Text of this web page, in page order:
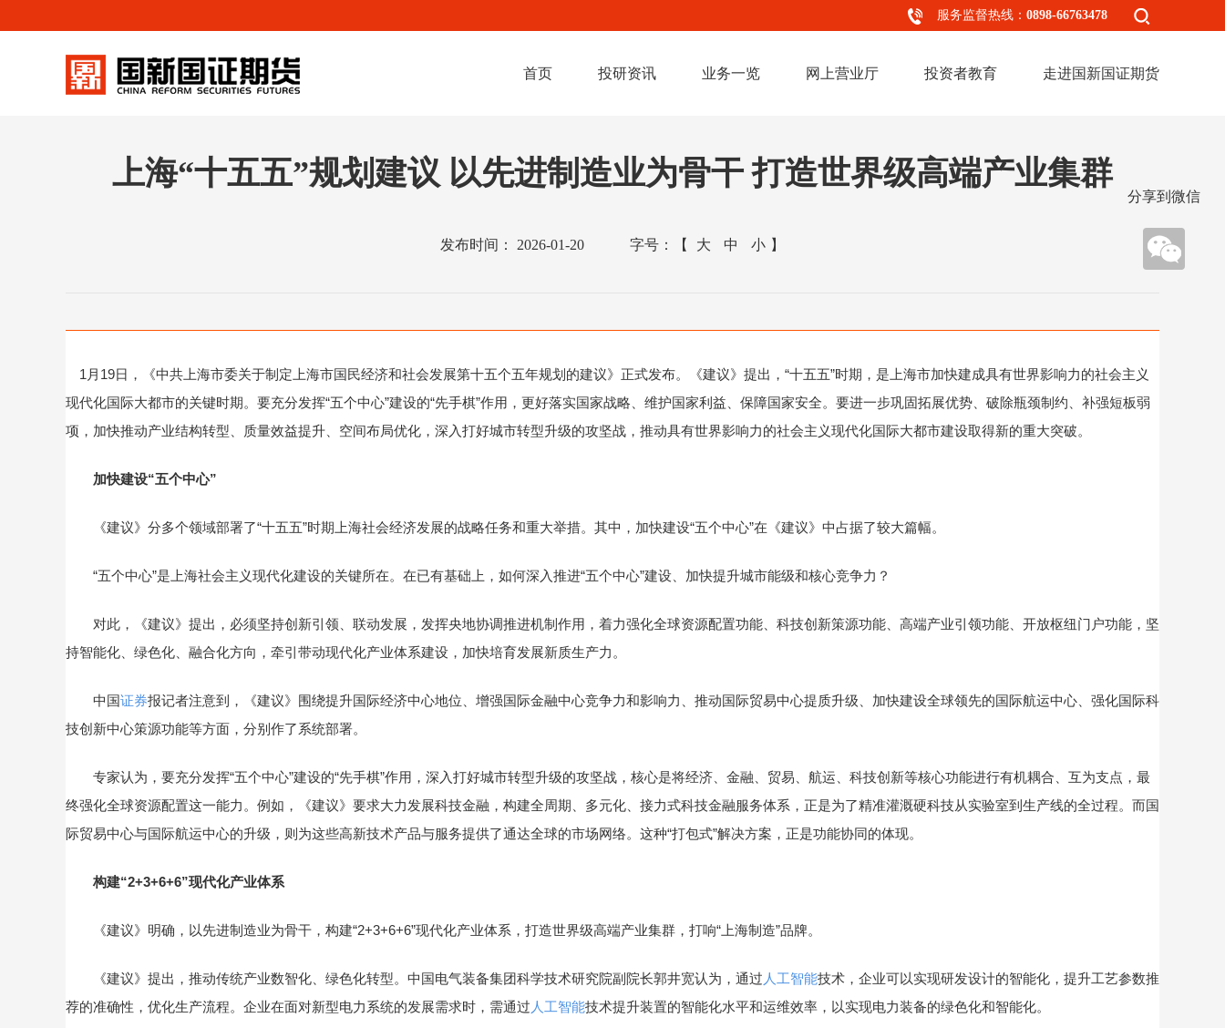
服务监督热线： 0898-66763478
首页 投研资讯 业务一览 网上营业厅 投资者教育 走进国新国证期货
分享到微信
上海“十五五”规划建议 以先进制造业为骨干 打造世界级高端产业集群
发布时间： 2026-01-20 字号： 【 大 中 小 】
1月19日，《中共上海市委关于制定上海市国民经济和社会发展第十五个五年规划的建议》正式发布。《建议》提出，“十五五”时期，是上海市加快建成具有世界影响力的社会主义
现代化国际大都市的关键时期。要充分发挥“五个中心”建设的“先手棋”作用，更好落实国家战略、维护国家利益、保障国家安全。要进一步巩固拓展优势、破除瓶颈制约、补强短板弱
项，加快推动产业结构转型、质量效益提升、空间布局优化，深入打好城市转型升级的攻坚战，推动具有世界影响力的社会主义现代化国际大都市建设取得新的重大突破。
加快建设“五个中心”
《建议》分多个领域部署了“十五五”时期上海社会经济发展的战略任务和重大举措。其中，加快建设“五个中心”在《建议》中占据了较大篇幅。
“五个中心”是上海社会主义现代化建设的关键所在。在已有基础上，如何深入推进“五个中心”建设、加快提升城市能级和核心竞争力？
对此，《建议》提出，必须坚持创新引领、联动发展，发挥央地协调推进机制作用，着力强化全球资源配置功能、科技创新策源功能、高端产业引领功能、开放枢纽门户功能，坚
持智能化、绿色化、融合化方向，牵引带动现代化产业体系建设，加快培育发展新质生产力。
中国证券报记者注意到，《建议》围绕提升国际经济中心地位、增强国际金融中心竞争力和影响力、推动国际贸易中心提质升级、加快建设全球领先的国际航运中心、强化国际科
技创新中心策源功能等方面，分别作了系统部署。
专家认为，要充分发挥“五个中心”建设的“先手棋”作用，深入打好城市转型升级的攻坚战，核心是将经济、金融、贸易、航运、科技创新等核心功能进行有机耦合、互为支点，最
终强化全球资源配置这一能力。例如，《建议》要求大力发展科技金融，构建全周期、多元化、接力式科技金融服务体系，正是为了精准灌溉硬科技从实验室到生产线的全过程。而国
际贸易中心与国际航运中心的升级，则为这些高新技术产品与服务提供了通达全球的市场网络。这种“打包式”解决方案，正是功能协同的体现。
构建“2+3+6+6”现代化产业体系
《建议》明确，以先进制造业为骨干，构建“2+3+6+6”现代化产业体系，打造世界级高端产业集群，打响“上海制造”品牌。
《建议》提出，推动传统产业数智化、绿色化转型。中国电气装备集团科学技术研究院副院长郭井宽认为，通过 人工智能技术，企业可以实现研发设计的智能化，提升工艺参数推
荐的准确性，优化生产流程。企业在面对新型电力系统的发展需求时，需通过 人工智能技术提升装置的智能化水平和运维效率，以实现电力装备的绿色化和智能化。